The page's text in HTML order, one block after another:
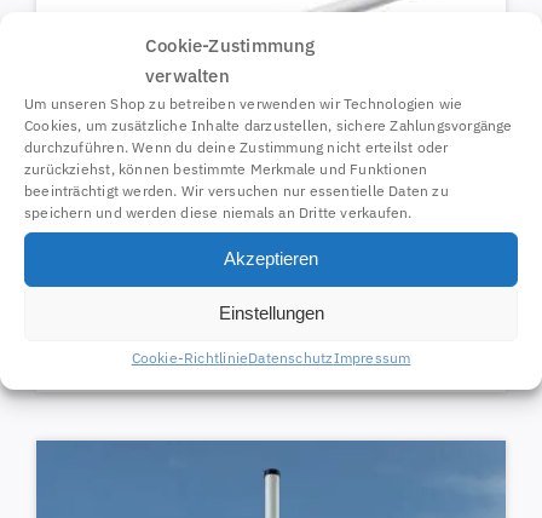
Cookie-Zustimmung
verwalten
Um unseren Shop zu betreiben verwenden wir Technologien wie
Cookies, um zusätzliche Inhalte darzustellen, sichere Zahlungsvorgänge
durchzuführen. Wenn du deine Zustimmung nicht erteilst oder
zurückziehst, können bestimmte Merkmale und Funktionen
beeinträchtigt werden. Wir versuchen nur essentielle Daten zu
speichern und werden diese niemals an Dritte verkaufen.
Akzeptieren
Einstellungen
Cookie-RichtlinieDatenschutzImpressum
A3 ADS-B Antenne 1090 MHz 5,5dBi+ 10 m Kabel + SMA / MCX